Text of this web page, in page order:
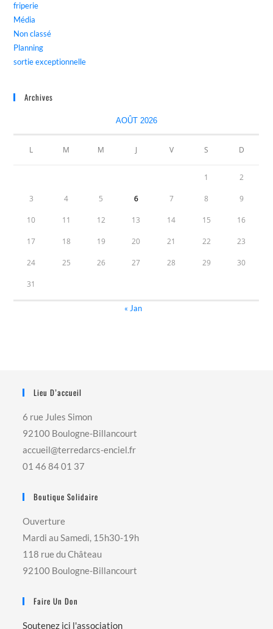
friperie
Média
Non classé
Planning
sortie exceptionnelle
Archives
AOÛT 2026
L M M J V S D
1 2
3 4 5 6 7 8 9
10 11 12 13 14 15 16
17 18 19 20 21 22 23
24 25 26 27 28 29 30
31
« Jan
Lieu D’accueil
6 rue Jules Simon
92100 Boulogne-Billancourt
accueil@terredarcs-enciel.fr
01 46 84 01 37
Boutique Solidaire
Ouverture
Mardi au Samedi, 15h30-19h
118 rue du Château
92100 Boulogne-Billancourt
Faire Un Don
Soutenez ici l'association